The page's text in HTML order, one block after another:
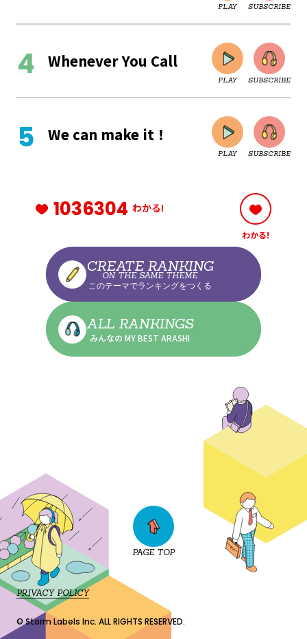
PLAY SUBSCRIBE
Whenever You Call
PLAY SUBSCRIBE
CLOSE
We can make it！
PLAY SUBSCRIBE
CLOSE
1036304 わかる!
わかる!
CREATE RANKING
ON THE SAME THEME
このテーマでランキングをつくる
ALL RANKINGS
みんなの MY BEST ARASHI
PRIVACY POLICY
© Storm Labels Inc. ALL RIGHTS RESERVED.
PAGE TOP